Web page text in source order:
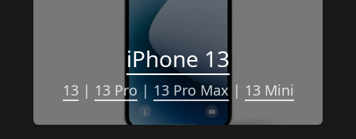
iPhone 13
13 | 13 Pro | 13 Pro Max | 13 Mini